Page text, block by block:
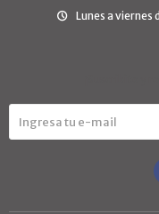
Lunes a viernes